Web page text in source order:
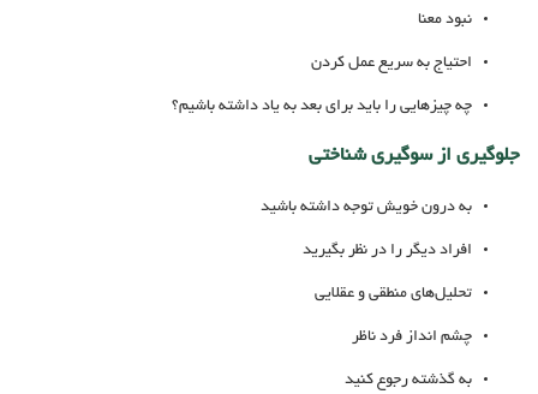
نبود معنا
احتیاج به سریع عمل کردن
چه چیز‌هایی را باید برای بعد به یاد داشته باشیم؟
جلوگیری از سوگیری شناختی
به درون خویش توجه داشته باشید
افراد دیگر را در نظر بگیرید
تحلیل‌های منطقی و عقلایی
چشم انداز فرد ناظر
به گذشته رجوع کنید